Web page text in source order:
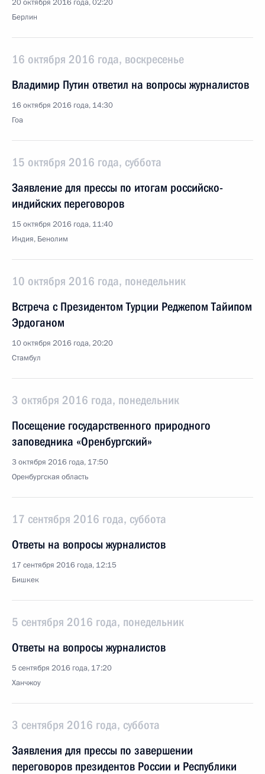
20 октября 2016 года, 02:20
Берлин
16 октября 2016 года, воскресенье
Владимир Путин ответил на вопросы журналистов
16 октября 2016 года, 14:30
Гоа
15 октября 2016 года, суббота
Заявление для прессы по итогам российско-
индийских переговоров
15 октября 2016 года, 11:40
Индия, Бенолим
10 октября 2016 года, понедельник
Встреча с Президентом Турции Реджепом Тайипом
Эрдоганом
10 октября 2016 года, 20:20
Стамбул
3 октября 2016 года, понедельник
Посещение государственного природного
заповедника «Оренбургский»
3 октября 2016 года, 17:50
Оренбургская область
17 сентября 2016 года, суббота
Ответы на вопросы журналистов
17 сентября 2016 года, 12:15
Бишкек
5 сентября 2016 года, понедельник
Ответы на вопросы журналистов
5 сентября 2016 года, 17:20
Ханчжоу
3 сентября 2016 года, суббота
Заявления для прессы по завершении
переговоров президентов России и Республики